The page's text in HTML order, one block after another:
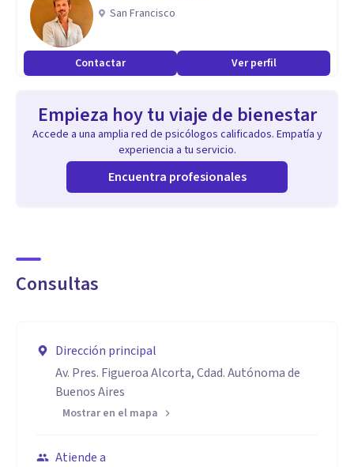
San Francisco
Contactar Ver perfil
Empieza hoy tu viaje de bienestar
Accede a una amplia red de psicólogos calificados. Empatía y
experiencia a tu servicio.
Encuentra profesionales
Consultas
Dirección principal
Av. Pres. Figueroa Alcorta, Cdad. Autónoma de
Buenos Aires
Mostrar en el mapa
Atiende a